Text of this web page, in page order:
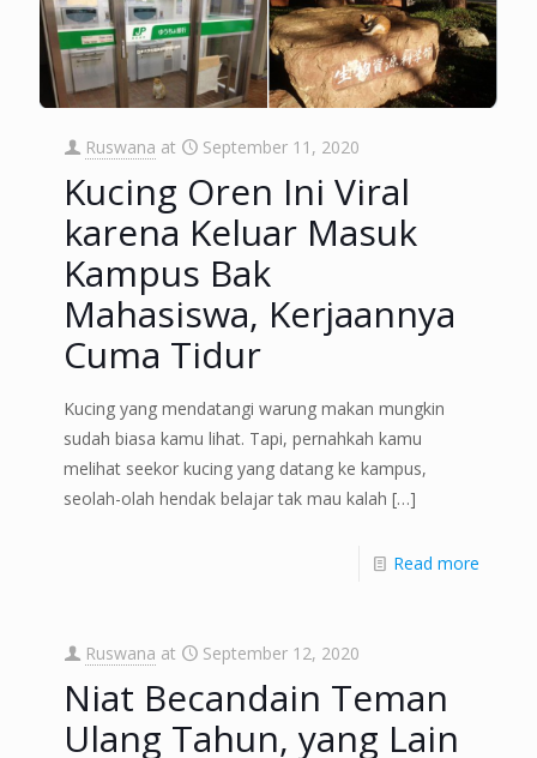
Ruswana at September 11, 2020
Kucing Oren Ini Viral
karena Keluar Masuk
Kampus Bak
Mahasiswa, Kerjaannya
Cuma Tidur
Kucing yang mendatangi warung makan mungkin
sudah biasa kamu lihat. Tapi, pernahkah kamu
melihat seekor kucing yang datang ke kampus,
seolah-olah hendak belajar tak mau kalah […]
Read more
Ruswana at September 12, 2020
Niat Becandain Teman
Ulang Tahun, yang Lain